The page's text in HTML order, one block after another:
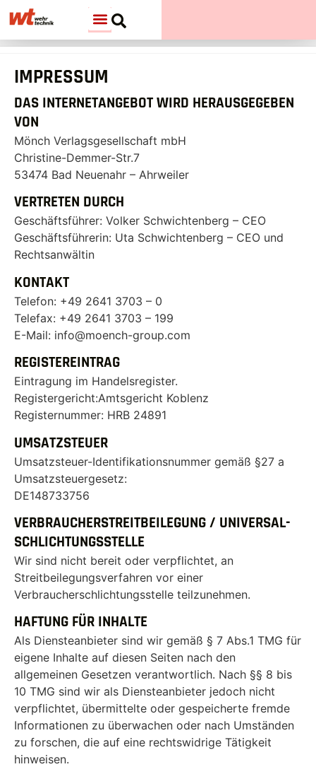
IMPRESSUM
DAS INTERNETANGEBOT WIRD HERAUSGEGEBEN
VON
Mönch Verlagsgesellschaft mbH
Christine-Demmer-Str.7
53474 Bad Neuenahr – Ahrweiler
VERTRETEN DURCH
Geschäftsführer: Volker Schwichtenberg – CEO
Geschäftsführerin: Uta Schwichtenberg – CEO und
Rechtsanwältin
KONTAKT
Telefon: +49 2641 3703 – 0
Telefax: +49 2641 3703 – 199
E-Mail: info@moench-group.com
REGISTEREINTRAG
Eintragung im Handelsregister.
Registergericht:Amtsgericht Koblenz
Registernummer: HRB 24891
UMSATZSTEUER
Umsatzsteuer-Identifikationsnummer gemäß §27 a
Umsatzsteuergesetz:
DE148733756
VERBRAUCHER­STREIT­BEILEGUNG / UNIVERSAL­
SCHLICHTUNGS­STELLE
Wir sind nicht bereit oder verpflichtet, an
Streitbeilegungsverfahren vor einer
Verbraucherschlichtungsstelle teilzunehmen.
HAFTUNG FÜR INHALTE
Als Diensteanbieter sind wir gemäß § 7 Abs.1 TMG für
eigene Inhalte auf diesen Seiten nach den
allgemeinen Gesetzen verantwortlich. Nach §§ 8 bis
10 TMG sind wir als Diensteanbieter jedoch nicht
verpflichtet, übermittelte oder gespeicherte fremde
Informationen zu überwachen oder nach Umständen
zu forschen, die auf eine rechtswidrige Tätigkeit
hinweisen.